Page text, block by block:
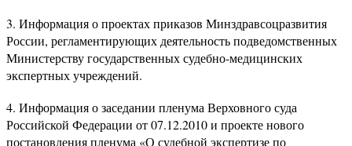
3. Информация о проектах приказов Минздравсоцразвития
России, регламентирующих деятельность подведомственных
Министерству государственных судебно-медицинских
экспертных учреждений.
4. Информация о заседании пленума Верховного суда
Российской Федерации от 07.12.2010 и проекте нового
постановления пленума «О судебной экспертизе по